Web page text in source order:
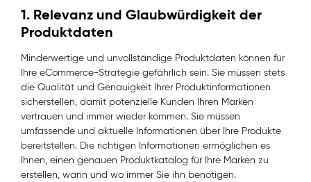
1. Relevanz und Glaubwürdigkeit der
Produktdaten
Minderwertige und unvollständige Produktdaten können für
Ihre eCommerce-Strategie gefährlich sein. Sie müssen stets
die Qualität und Genauigkeit Ihrer Produktinformationen
sicherstellen, damit potenzielle Kunden Ihren Marken
vertrauen und immer wieder kommen. Sie müssen
umfassende und aktuelle Informationen über Ihre Produkte
bereitstellen. Die richtigen Informationen ermöglichen es
Ihnen, einen genauen Produktkatalog für Ihre Marken zu
erstellen, wann und wo immer Sie ihn benötigen.